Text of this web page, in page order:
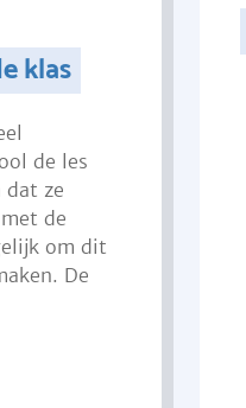
klas
de les
dat ze
de
om dit
De